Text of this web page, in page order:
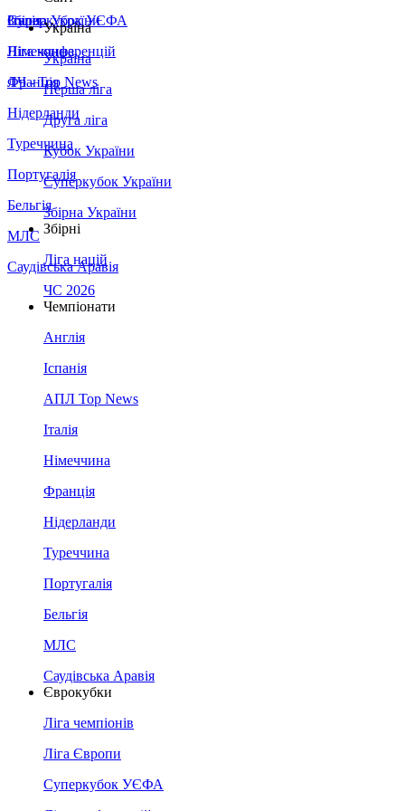
Збірна України
Італія
Німеччина
Франція
Нідерланди
Туреччина
Португалія
Бельгія
МЛС
Саудівська Аравія
Суперкубок УЄФА
Ліга конференцій
ЛЧ - Top News
Україна
Україна
Перша ліга
Друга ліга
Кубок України
Суперкубок України
Збірна України
Збірні
Ліга націй
ЧС 2026
Чемпіонати
Англія
Іспанія
АПЛ Top News
Італія
Німеччина
Франція
Нідерланди
Туреччина
Португалія
Бельгія
МЛС
Саудівська Аравія
Єврокубки
Ліга чемпіонів
Ліга Європи
Суперкубок УЄФА